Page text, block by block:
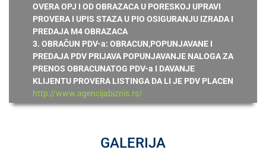
OVERA OPJ I OD OBRAZACA U PORESKOJ UPRAVI
PROVERA I UPIS STAZA U PIO OSIGURANJU IZRADA I
PREDAJA M4 OBRAZACA
3. OBRAČUN PDV-a: OBRACUN,POPUNJAVANE I
PREDAJA PDV PRIJAVA POPUNJAVANJE NALOGA ZA
PRENOS OBRACUNATOG PDV-a I DAVANJE
KLIJENTU PROVERA LISTINGA DA LI JE PDV PLACEN
http://www.agencijabiznis.rs/
GALERIJA